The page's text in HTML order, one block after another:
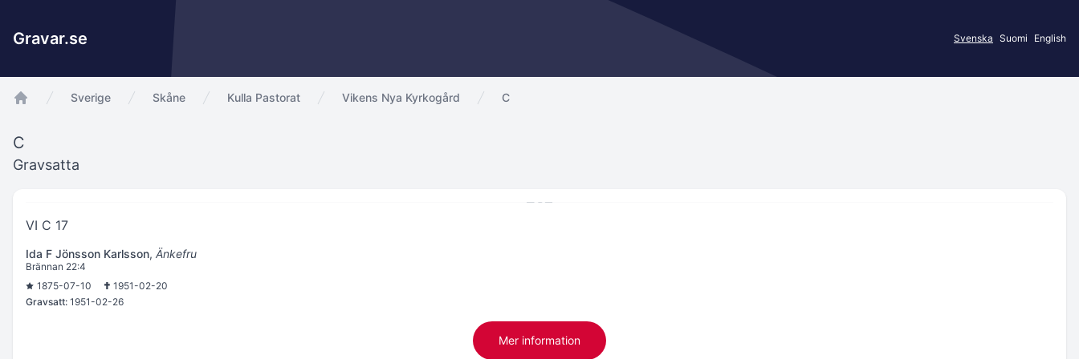
Gravar.se Svenska Suomi English
Sverige Skåne Kulla Pastorat Vikens Nya Kyrkogård C
C
Gravsatta
VI C 17
Ida F Jönsson Karlsson, Änkefru
Brännan 22:4
1875-07-10
1951-02-20
Gravsatt: 1951-02-26
Mer information